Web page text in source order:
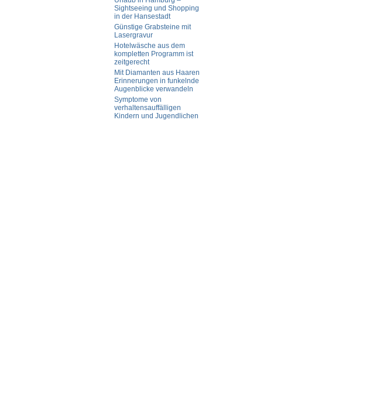
Sightseeing und Shopping
in der Hansestadt
Günstige Grabsteine mit
Lasergravur
Hotelwäsche aus dem
kompletten Programm ist
zeitgerecht
Mit Diamanten aus Haaren
Erinnerungen in funkelnde
Augenblicke verwandeln
Symptome von
verhaltensauffälligen
Kindern und Jugendlichen